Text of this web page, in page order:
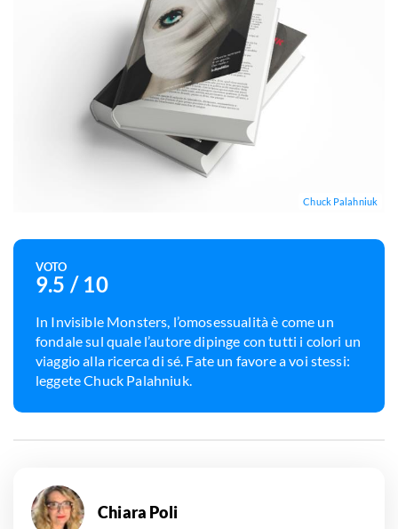
Chuck Palahniuk
VOTO
9.5 / 10
In Invisible Monsters, l’omosessualità è come un
fondale sul quale l’autore dipinge con tutti i colori un
viaggio alla ricerca di sé. Fate un favore a voi stessi:
leggete Chuck Palahniuk.
Chiara Poli